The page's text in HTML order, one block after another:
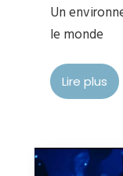
Un
le monde
Lire plus